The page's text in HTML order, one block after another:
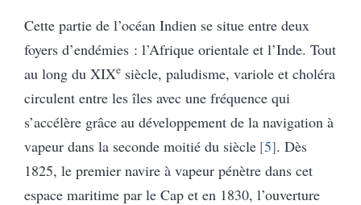
Cette partie de l’océan Indien se situe entre deux
foyers d’endémies : l’Afrique orientale et l’Inde. Tout
au long du XIXe siècle, paludisme, variole et choléra
circulent entre les îles avec une fréquence qui
s’accélère grâce au développement de la navigation à
vapeur dans la seconde moitié du siècle 5 . Dès
1825, le premier navire à vapeur pénètre dans cet
espace maritime par le Cap et en 1830, l’ouverture